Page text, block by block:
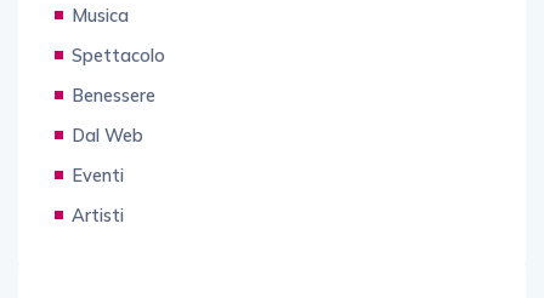
Musica
Spettacolo
Benessere
Dal Web
Eventi
Artisti